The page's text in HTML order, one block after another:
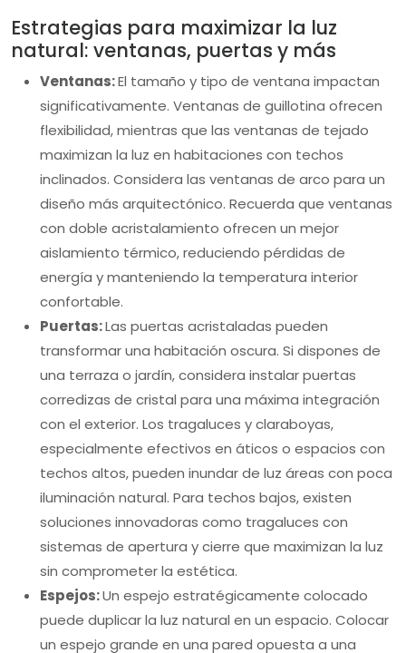
Estrategias para maximizar la luz
natural: ventanas, puertas y más
Ventanas:El tamaño y tipo de ventana impactan
significativamente. Ventanas de guillotina ofrecen
flexibilidad, mientras que las ventanas de tejado
maximizan la luz en habitaciones con techos
inclinados. Considera las ventanas de arco para un
diseño más arquitectónico. Recuerda que ventanas
con doble acristalamiento ofrecen un mejor
aislamiento térmico, reduciendo pérdidas de
energía y manteniendo la temperatura interior
confortable.
Puertas:Las puertas acristaladas pueden
transformar una habitación oscura. Si dispones de
una terraza o jardín, considera instalar puertas
corredizas de cristal para una máxima integración
con el exterior. Los tragaluces y claraboyas,
especialmente efectivos en áticos o espacios con
techos altos, pueden inundar de luz áreas con poca
iluminación natural. Para techos bajos, existen
soluciones innovadoras como tragaluces con
sistemas de apertura y cierre que maximizan la luz
sin comprometer la estética.
Espejos:Un espejo estratégicamente colocado
puede duplicar la luz natural en un espacio. Colocar
un espejo grande en una pared opuesta a una